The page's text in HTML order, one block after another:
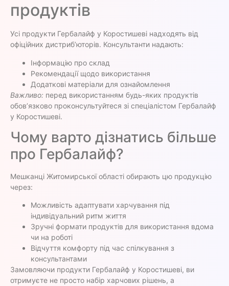
продуктів
Усі продукти Гербалайф у Коростишеві надходять від
офіційних дистриб’юторів. Консультанти надають:
Інформацію про склад
Рекомендації щодо використання
Додаткові матеріали для ознайомлення
Важливо: перед використанням будь-яких продуктів
обов’язково проконсультуйтеся зі спеціалістом Гербалайф
у Коростишеві.
Чому варто дізнатись більше
про Гербалайф?
Мешканці Житомирської області обирають цю продукцію
через:
Можливість адаптувати харчування під
індивідуальний ритм життя
Зручні формати продуктів для використання вдома
чи на роботі
Відчуття комфорту під час спілкування з
консультантами
Замовляючи продукти Гербалайф у Коростишеві, ви
отримуєте не просто набір харчових рішень, а